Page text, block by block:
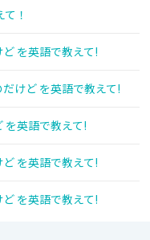
！
を英語で教えて!
けど を英語で教えて!
を英語で教えて!
を英語で教えて!
を英語で教えて!